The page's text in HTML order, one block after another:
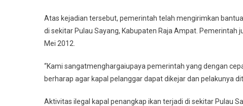
Atas kejadian tersebut, pemerintah telah mengirimkan
di sekitar Pulau Sayang, Kabupaten Raja Ampat.
Mei 2012.
“Kami sangatmenghargaiupaya pemerintah yang dengan
berharap agar kapal pelanggar dapat dikejar dan pelakunya
Aktivitas ilegal kapal penangkap ikan terjadi di sekitar Pulau